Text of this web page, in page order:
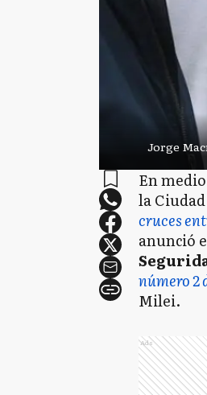
Jorge
En
la
cruces
anunció
número 2
Milei.
Ads